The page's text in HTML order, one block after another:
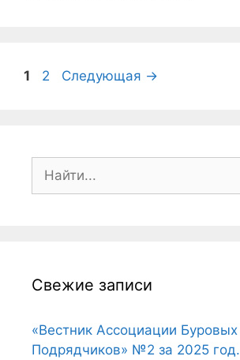
1 2 Следующая →
Свежие записи
«Вестник Ассоциации Буровых
Подрядчиков» №2 за 2025 год.